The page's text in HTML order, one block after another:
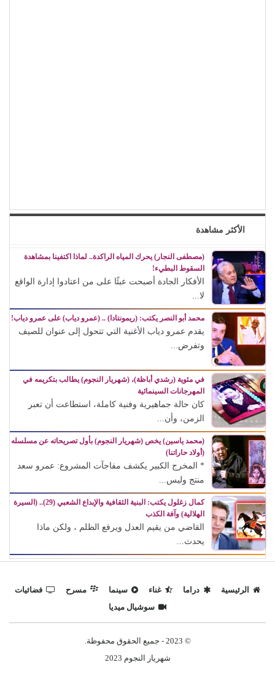
الأكثر مشاهدة
(مصطفى النجار) يحرك المياه الراكدة.. لماذا اكتفينا بمشاهدة
السقوط البطيء!
الأفكار الجادة أصبحت عبئًا على من اعتادوا إدارة الواقع
لا...
محمد أبو النصر يكتب: (ريمونتادا) .. (عمرو دياب) على عمرو دياب!
يقدم عمرو دياب الأغنية التي تتحول إلى عنوان للصيف
وتفرض...
في مئوية (رشدي أباظة)، (شهريار النجوم) يطالب بتكريمه في
المهرجانات السينمائية
كان حالة جماهيرية وفنية كاملة، استطاعت أن تعبر
الزمن، وأن...
(محمد ياسين) يخص (شهريار النجوم) بأول تصريحاته عن مسلسله
(أولاد حاراتنا)
* المخرج الكبير يكشف مفاجآت المشروع: عمرو سعد
منتج وليس...
كمال زغلول يكتب: البنية الثقافية والإبداع الشعبي (29).. (السيرة
الهلالية) وآفة الكذب
القاضي من يقيم العدل ويرفع الظلم ، ولكن ماذا
يحدث...
الرئيسية دراما غناء سينما مسرح
فضائيات
سوشيال ميديا
© 2023 - جميع الحقوق محفوظة.
شهريار النجوم 2023